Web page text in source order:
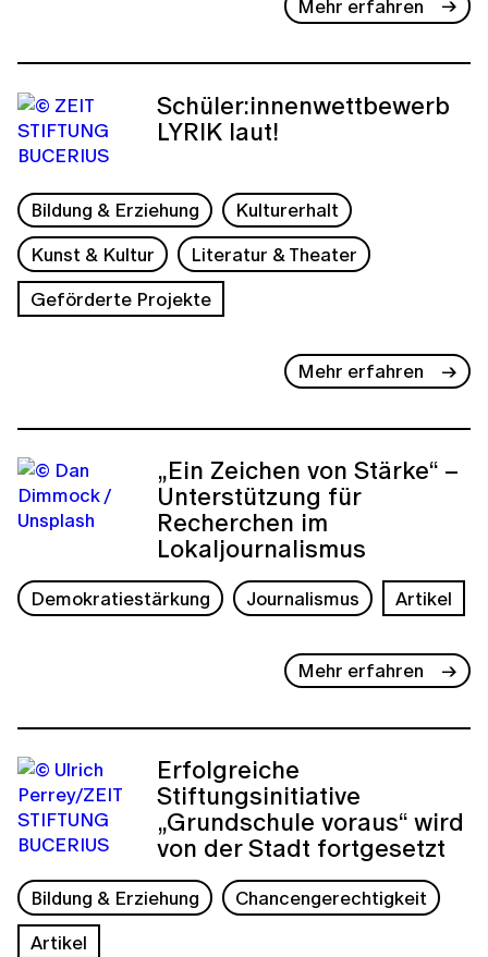
Mehr erfahren
Schüler:innenwettbewerb
LYRIK laut!
Bildung & Erziehung
Kulturerhalt
Kunst & Kultur
Literatur & Theater
Geförderte Projekte
Mehr erfahren
„Ein Zeichen von Stärke“ –
Unterstützung für
Recherchen im
Lokaljournalismus
Demokratiestärkung Journalismus Artikel
Mehr erfahren
Erfolgreiche
Stiftungsinitiative
„Grundschule voraus“ wird
von der Stadt fortgesetzt
Bildung & Erziehung
Chancengerechtigkeit
Artikel